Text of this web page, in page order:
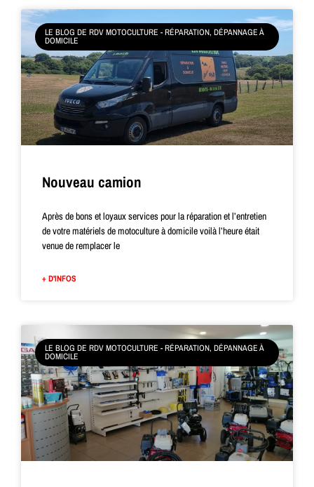
LE BLOG DE RDV MOTOCULTURE - RÉPARATION, DÉPANNAGE À
DOMICILE
Nouveau camion
Après de bons et loyaux services pour la réparation et l’entretien
de votre matériels de motoculture à domicile voilà l’heure était
venue de remplacer le
+ D'INFOS
LE BLOG DE RDV MOTOCULTURE - RÉPARATION, DÉPANNAGE À
DOMICILE